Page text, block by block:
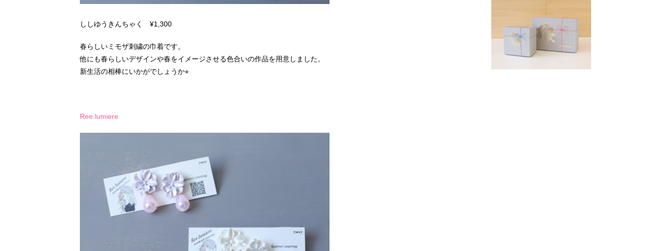
ししゆうきんちゃく ¥1,300
春らしいミモザ刺繍の巾着です。
他にも春らしいデザインや春をイメージさせる色合いの作品を用意しました。
新生活の相棒にいかがでしょうか⭐︎
Ree.lumiere